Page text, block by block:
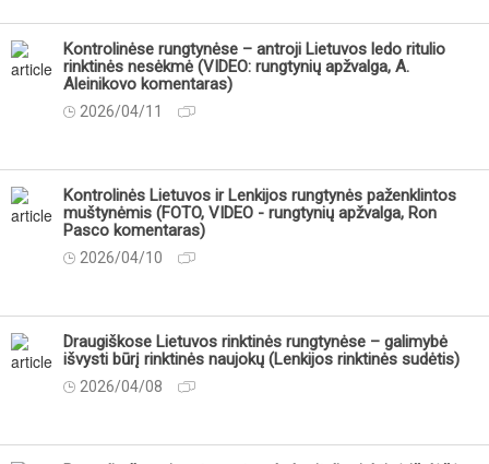
Kontrolinėse rungtynėse – antroji Lietuvos ledo ritulio
rinktinės nesėkmė (VIDEO: rungtynių apžvalga, A.
Aleinikovo komentaras)
2026/04/11
Kontrolinės Lietuvos ir Lenkijos rungtynės paženklintos
muštynėmis (FOTO, VIDEO - rungtynių apžvalga, Ron
Pasco komentaras)
2026/04/10
Draugiškose Lietuvos rinktinės rungtynėse – galimybė
išvysti būrį rinktinės naujokų (Lenkijos rinktinės sudėtis)
2026/04/08